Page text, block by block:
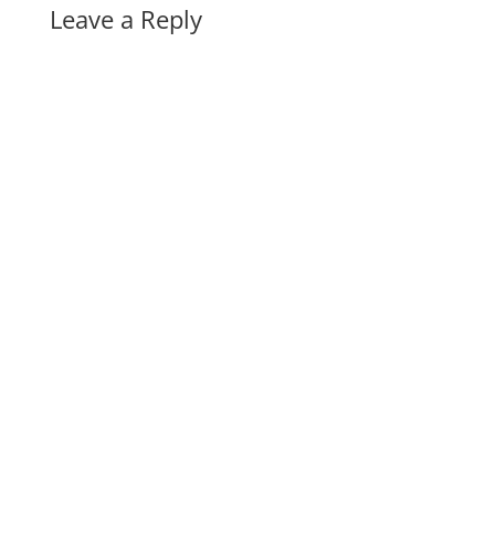
Leave a Reply